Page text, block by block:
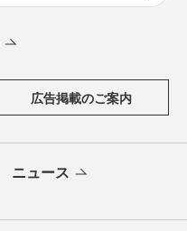
広告掲載のご案内
ニュース